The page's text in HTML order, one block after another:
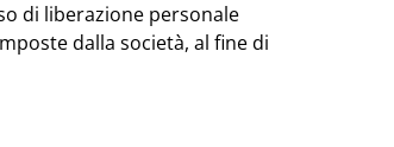
di liberazione personale
dalla società, al fine di